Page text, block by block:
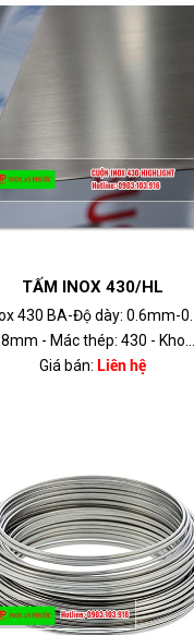
TẤM INOX 430/HL
430 BA-Độ dày: 0.6mm-
- Mác thép: 430 - Kho...
Giá bán: Liên hệ